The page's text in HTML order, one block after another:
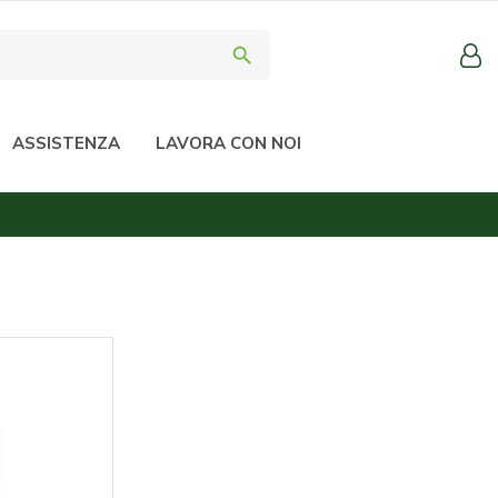
search
ASSISTENZA LAVORA CON NOI